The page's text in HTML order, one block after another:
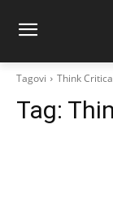
Tagovi Think
Tag: